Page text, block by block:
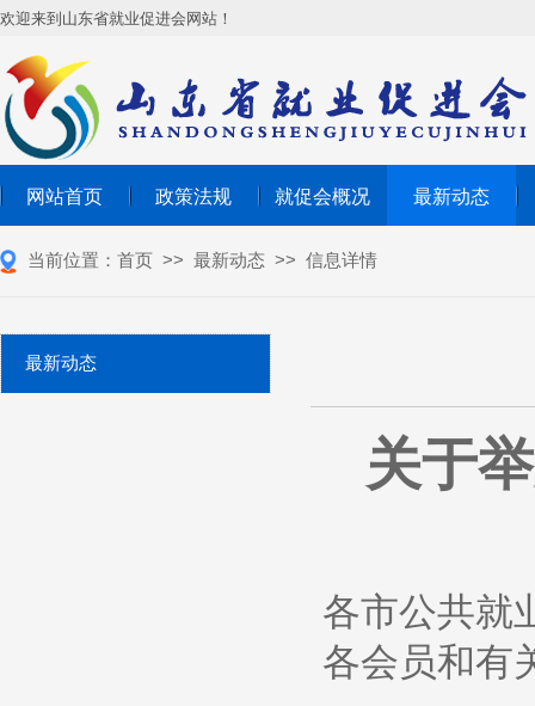
欢迎来到山东省就业促进会网站！
网站首页 政策法规 就促会概况 最新动态
当前位置： 首页 >> 最新动态 >> 信息详情
最新动态
关于
各市公共就
各会员和有